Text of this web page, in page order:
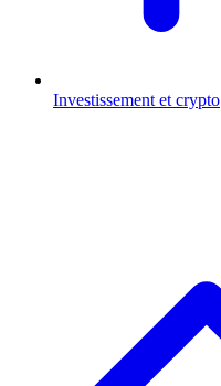
Investissement et crypto